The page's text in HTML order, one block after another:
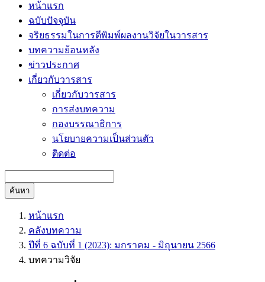
หน้าแรก
ฉบับปัจจุบัน
จริยธรรมในการตีพิมพ์ผลงานวิจัยในวารสาร
บทความย้อนหลัง
ข่าวประกาศ
เกี่ยวกับวารสาร
เกี่ยวกับวารสาร
การส่งบทความ
กองบรรณาธิการ
นโยบายความเป็นส่วนตัว
ติดต่อ
ค้นหา
หน้าแรก
คลังบทความ
ปีที่ 6 ฉบับที่ 1 (2023): มกราคม - มิถุนายน 2566
บทความวิจัย